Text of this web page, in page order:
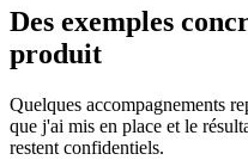
Des exemples
produit
Quelques accompagnements
que j'ai mis en place et le
restent confidentiels.